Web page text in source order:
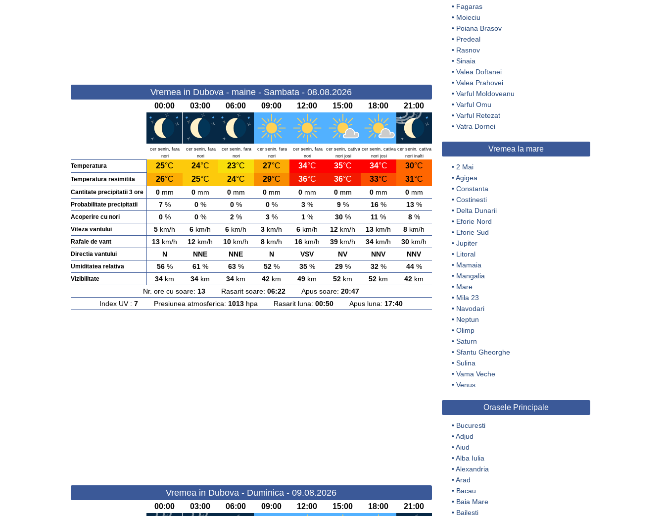
Vremea in Dubova - maine - Sambata - 08.08.2026
00:00 03:00 06:00 09:00 12:00 15:00 18:00 21:00
cer senin, fara
nori
cer senin, fara
nori
cer senin, fara
nori
cer senin, fara
nori
cer senin, fara
nori
cer senin, cativa
nori josi
cer senin, cativa
nori josi
cer senin, cativa
nori inalti
Temperatura 25°C 24°C 23°C 27°C 34°C 35°C 34°C 30°C
Temperatura resimitita 26°C 25°C 24°C 29°C 36°C 36°C 33°C 31°C
Cantitate precipitatii 3 ore 0mm 0mm 0mm 0mm 0mm 0mm 0mm 0mm
Probabilitate precipitatii 7% 0% 0% 0% 3% 9% 16% 13%
Acoperire cu nori 0% 0% 2% 3% 1% 30% 11 % 8%
Viteza vantului 5 km/h 6 km/h 6 km/h 3 km/h 6 km/h 12 km/h 13 km/h 8 km/h
Rafale de vant 13 km/h 12 km/h 10 km/h 8 km/h 16 km/h 39 km/h 34 km/h 30 km/h
Directia vantului N NNE NNE N VSV NV NNV NNV
Umiditatea relativa 56% 61% 63% 52% 35% 29% 32% 44%
Vizibilitate 34 km 34 km 34 km 42 km 49 km 52 km 52 km 42 km
Nr. ore cu soare: 13 Rasarit soare: 06:22 Apus soare: 20:47
Index UV : 7 Presiunea atmosferica: 1013 hpa Rasarit luna: 00:50 Apus luna: 17:40
Vremea in Dubova - Duminica - 09.08.2026
00:00 03:00 06:00 09:00 12:00 15:00 18:00 21:00
• Fagaras
• Moieciu
• Poiana Brasov
• Predeal
• Rasnov
• Sinaia
• Valea Doftanei
• Valea Prahovei
• Varful Moldoveanu
• Varful Omu
• Varful Retezat
• Vatra Dornei
Vremea la mare
• 2 Mai
•Agigea
• Constanta
• Costinesti
• Delta Dunarii
• Eforie Nord
• Eforie Sud
• Jupiter
• Litoral
• Mamaia
• Mangalia
• Mare
• Mila 23
• Navodari
• Neptun
• Olimp
• Saturn
• Sfantu Gheorghe
• Sulina
• Vama Veche
• Venus
Orasele Principale
• Bucuresti
•Adjud
•Aiud
•Alba Iulia
•Alexandria
•Arad
• Bacau
• Baia Mare
• Bailesti